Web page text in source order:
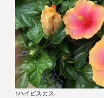
↑ハイビスカス